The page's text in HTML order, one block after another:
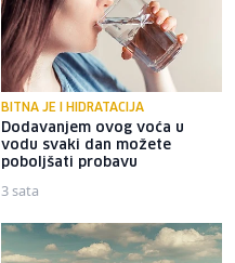
BITNA JE I HIDRATACIJA
Dodavanjem ovog voća u
vodu svaki dan možete
poboljšati probavu
3 sata